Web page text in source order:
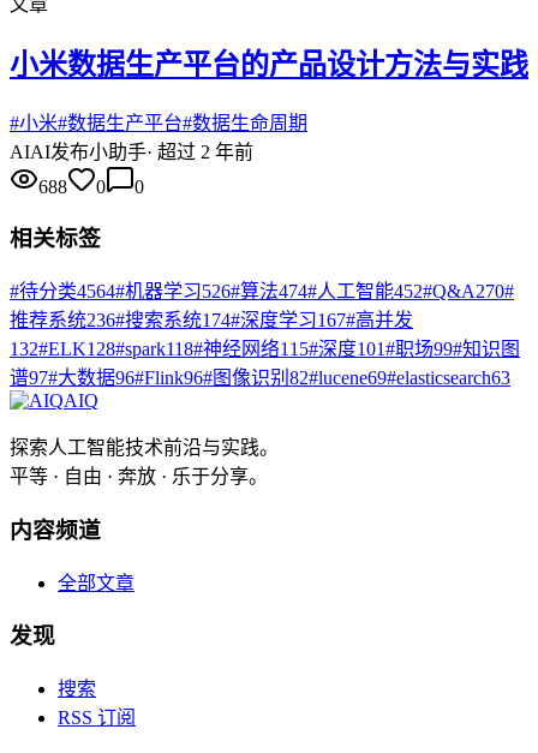
小米数据生产平台的产品设计方法与实践
#小米#数据生产平台#数据生命周期
AIAI发布小助手· 超过 2 年前
688
0 0
相关标签
#待分类4564#机器学习526#算法474#人工智能452#Q&A270#
推荐系统236#搜索系统174#深度学习167#高并发
132#ELK128#spark118#神经网络115#深度101#职场99#知识图
谱97#大数据96#Flink96#图像识别 82#lucene69#elasticsearch63
AIQ
探索人工智能技术前沿与实践。
平等 · 自由 · 奔放 · 乐于分享。
内容频道
全部文章
发现
搜索
RSS 订阅